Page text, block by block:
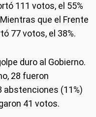
111 votos, el 55%
que el Frente
77 votos, el 38%.
duro al Gobierno.
28 fueron
abstenciones (11%)
41 votos.